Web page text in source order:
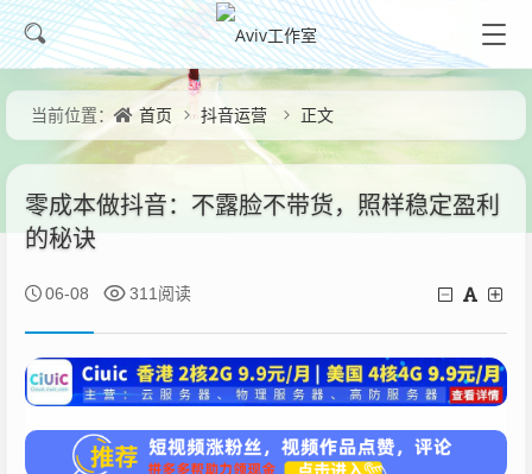
当前位置： 首页 抖音运营 正文
零成本做抖音：不露脸不带货，照样稳定盈利
的秘诀
06-08 311阅读